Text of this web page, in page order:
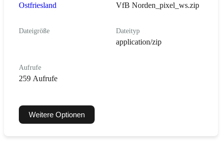
Ostfriesland VfB Norden_pixel_ws.zip
Dateigröße Dateityp
application/zip
Aufrufe
259 Aufrufe
Weitere Optionen